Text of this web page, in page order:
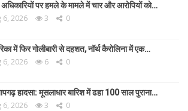
अधिकारियों पर हमले के मामले में चार और आरोपियों को…
6, 2026 3 0
में फिर गोलीबारी से दहशत, नॉर्थ कैरोलिना में एक…
6, 2026 6 0
हादसा: मूसलाधार बारिश में ढहा 100 साल पुराना…
6, 2026 3 0